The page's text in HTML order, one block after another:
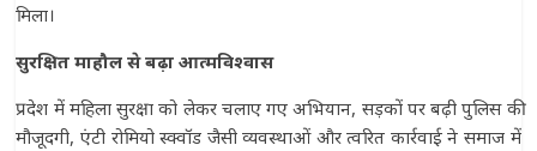
मिला।
सुरक्षित माहौल से बढ़ा आत्मविश्वास
प्रदेश में महिला सुरक्षा को लेकर चलाए गए अभियान, सड़कों पर बढ़ी पुलिस की
मौजूदगी, एंटी रोमियो स्क्वॉड जैसी व्यवस्थाओं और त्वरित कार्रवाई ने समाज में